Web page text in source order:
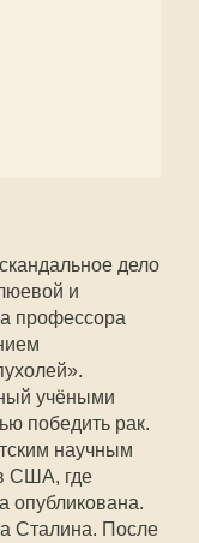
дело
и
профессора
учёными
победить рак.
научным
США, где
опубликована.
Сталина. После